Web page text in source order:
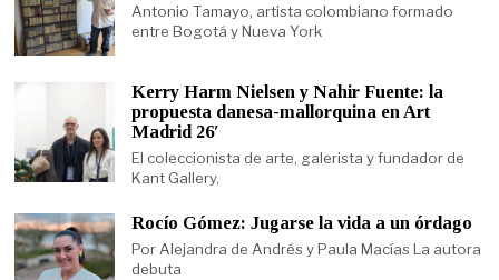
Antonio Tamayo, artista colombiano formado
entre Bogotá y Nueva York
Kerry Harm Nielsen y Nahir Fuente: la
propuesta danesa-mallorquina en Art
Madrid 26′
El coleccionista de arte, galerista y fundador de
Kant Gallery,
Rocío Gómez: Jugarse la vida a un órdago
Por Alejandra de Andrés y Paula Macías La autora
debuta